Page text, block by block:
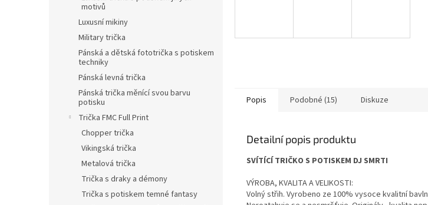
motivů
Luxusní mikiny
Military trička
Pánská a dětská fototrička s potiskem
techniky
Pánská levná trička
Pánská trička měnící svou barvu
potisku
Trička FMC Full Print
Chopper trička
Vikingská trička
Metalová trička
Trička s draky a démony
Trička s potiskem temné fantasy
Popis Podobné (15) Diskuze
Detailní popis produktu
SVÍTÍCÍ TRIČKO S POTISKEM DJ SMRTI
VÝROBA, KVALITA A VELIKOSTI:
Volný střih. Vyrobeno ze 100% vysoce kvalitní